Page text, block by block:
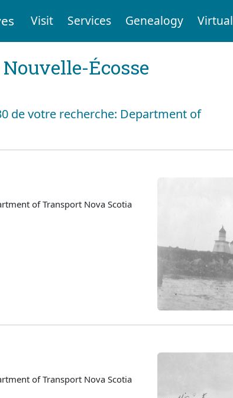
Visit Services Genealogy Virtual
Écosse
de votre recherche: Department of
of Transport Nova Scotia
of Transport Nova Scotia